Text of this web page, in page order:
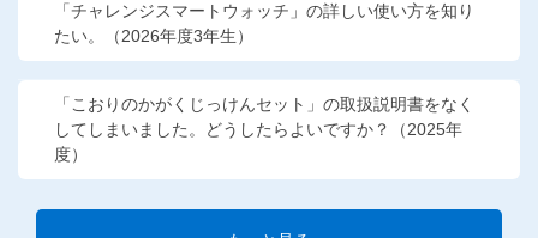
「チャレンジスマートウォッチ」の詳しい使い方を知り
たい。（2026年度3年生）
「こおりのかがくじっけんセット」の取扱説明書をなく
してしまいました。どうしたらよいですか？（2025年
度）